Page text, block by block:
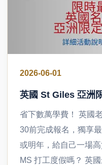
2026-06-01
英國 St Giles 亞洲
省下數萬學費！ 英國
30前完成報名，獨享
或明年，給自己一場
MS 打工度假嗎？ 英